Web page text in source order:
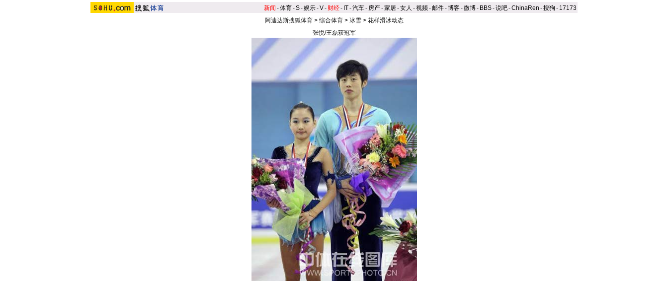
新闻 -体育-S-娱乐-V- 财经- IT-汽车- 房产-家居-女人 -视频-邮件-博客-微博- BBS-说吧-ChinaRen -搜狗 - 17173
阿迪达斯搜狐体育> 综合体育> 冰雪> 花样滑冰动态
张悦/王磊获冠军